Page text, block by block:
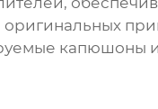
капюшоны